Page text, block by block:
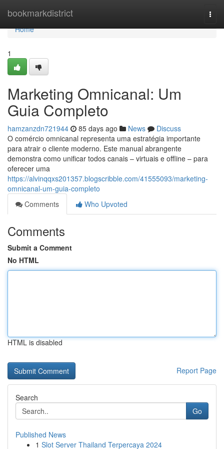
bookmarkdistrict
Home
Home
1
Marketing Omnicanal: Um
Guia Completo
hamzanzdn721944 85 days ago News
Discuss
O comércio omnicanal representa uma estratégia importante
para atrair o cliente moderno. Este manual abrangente
demonstra como unificar todos canais – virtuais e offline – para
oferecer uma
https://alvinqqxs201357.blogscribble.com/41555093/marketing-
omnicanal-um-guia-completo
Comments
Who Upvoted
Comments
Submit a Comment
No HTML
HTML is disabled
Report Page
Search
Go
Published News
1 Slot Server Thailand Terpercaya 2024